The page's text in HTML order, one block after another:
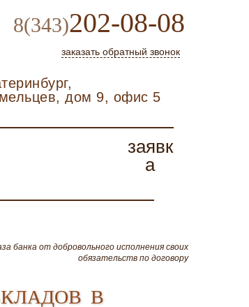
8(343)202-08-08
заказать обратный звонок
дом 9, офис 5
заявк
а
банка от добровольного исполнения своих
обязательств по договору
в